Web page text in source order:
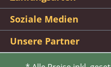
Soziale Medien
Unsere Partner